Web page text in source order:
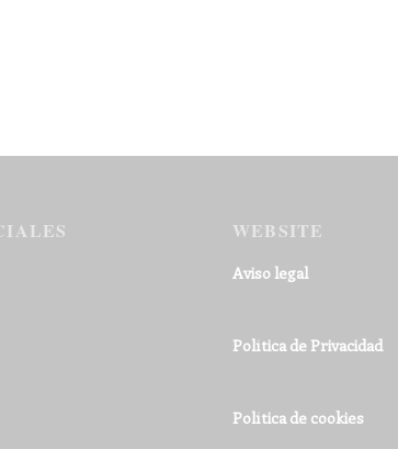
WEBSITE
Aviso legal
Política de Privacidad
Política de cookies